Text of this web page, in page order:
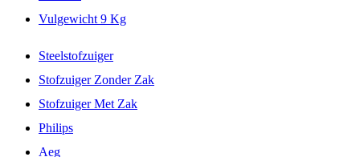
Vulgewicht 9 Kg
Steelstofzuiger
Stofzuiger Zonder Zak
Stofzuiger Met Zak
Philips
Aeg